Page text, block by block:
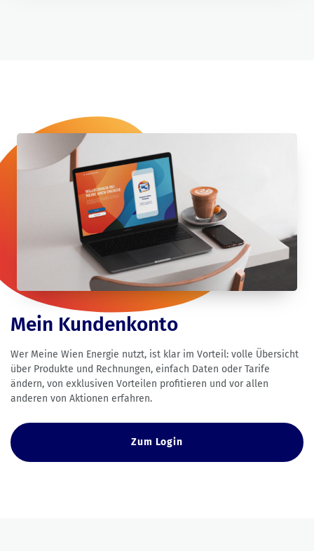
Mein Kundenkonto
Wer Meine Wien Energie nutzt, ist klar im Vorteil: volle Übersicht
über Produkte und Rechnungen, einfach Daten oder Tarife
ändern, von exklusiven Vorteilen profitieren und vor allen
anderen von Aktionen erfahren.
Zum Login